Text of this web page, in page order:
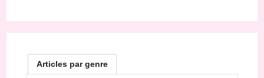
Articles par genre